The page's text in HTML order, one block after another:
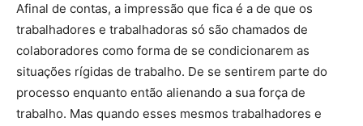
Afinal de contas, a impressão que fica é a de que os
trabalhadores e trabalhadoras só são chamados de
colaboradores como forma de se condicionarem as
situações rígidas de trabalho. De se sentirem parte do
processo enquanto então alienando a sua força de
trabalho. Mas quando esses mesmos trabalhadores e